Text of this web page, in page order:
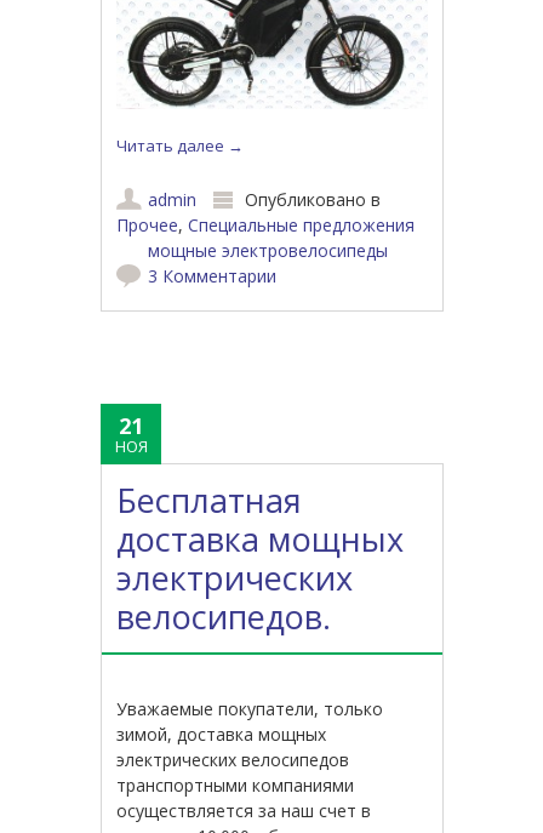
Читать далее →
admin
Опубликовано в
Прочее,Специальные предложения
мощные электровелосипеды
3 Комментарии
21
НОЯ
Бесплатная
доставка мощных
электрических
велосипедов.
Уважаемые покупатели, только
зимой, доставка мощных
электрических велосипедов
транспортными компаниями
осуществляется за наш счет в